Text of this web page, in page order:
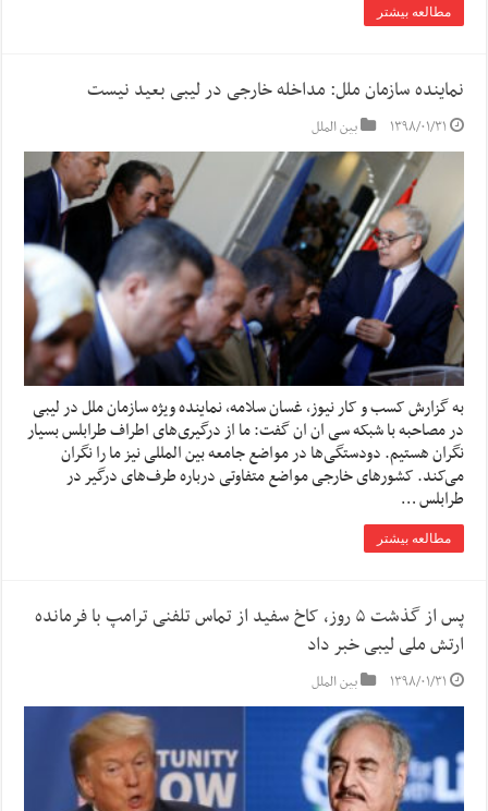
مطالعه بیشتر
نماینده سازمان ملل: مداخله خارجی در لیبی بعید نیست
۱۳۹۸/۰۱/۳۱ بین الملل
به گزارش کسب و کار نیوز، غسان سلامه، نماینده ویژه سازمان ملل در لیبی
در مصاحبه با شبکه سی ان ان گفت: ما از درگیری‌های اطراف طرابلس بسیار
نگران هستیم. دودستگی‌ها در مواضع جامعه بین المللی نیز ما را نگران
می‌کند. کشورهای خارجی مواضع متفاوتی درباره طرف‌های درگیر در
طرابلس …
مطالعه بیشتر
پس از گذشت ۵ روز، کاخ سفید از تماس تلفنی ترامپ با فرمانده
ارتش ملی لیبی خبر داد
۱۳۹۸/۰۱/۳۱ بین الملل